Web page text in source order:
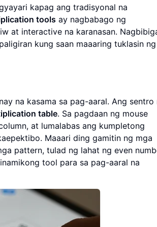
kapag ang tradisyonal na
tools ay nagbabago ng
at interactive na karanasan.
kung saan maaaring tuklasin ng
na kasama sa pag-aaral. Ang sentro
table. Sa pagdaan ng mouse
at lumalabas ang kumpletong
Maaari ding gamitin ng mga
pattern, tulad ng lahat ng even
tool para sa pag-aaral na